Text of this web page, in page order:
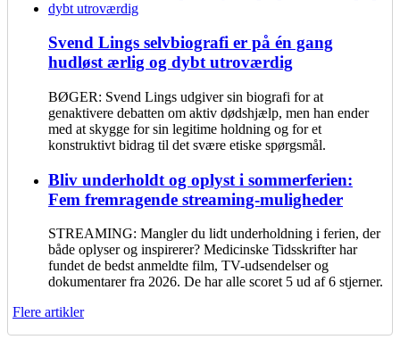
Svend Lings selvbiografi er på én gang
hudløst ærlig og dybt utroværdig
BØGER: Svend Lings udgiver sin biografi for at
genaktivere debatten om aktiv dødshjælp, men han ender
med at skygge for sin legitime holdning og for et
konstruktivt bidrag til det svære etiske spørgsmål.
Bliv underholdt og oplyst i sommerferien:
Fem fremragende streaming-muligheder
STREAMING: Mangler du lidt underholdning i ferien, der
både oplyser og inspirerer? Medicinske Tidsskrifter har
fundet de bedst anmeldte film, TV-udsendelser og
dokumentarer fra 2026. De har alle scoret 5 ud af 6 stjerner.
Flere artikler